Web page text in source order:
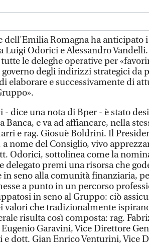
dell'Emilia Romagna ha anticipato
Luigi Odorici e Alessandro
le deleghe operative per
degli indirizzi strategici da
elaborare e successivamente di
dice una nota di Bper - è stato
Banca, e va ad affiancare, nella
e rag. Giosuè Boldrini. Il
a nome del Consiglio, vivo
Odorici, sottolinea come la
delegato premi una risorsa che
in seno alla comunità finanziaria,
a punto in un percorso
in seno al Gruppo: ciò
valori che tradizionalmente
risulta così composta: rag.
Garavini, Vice Direttore
e dott. Gian Enrico Venturini, Vice